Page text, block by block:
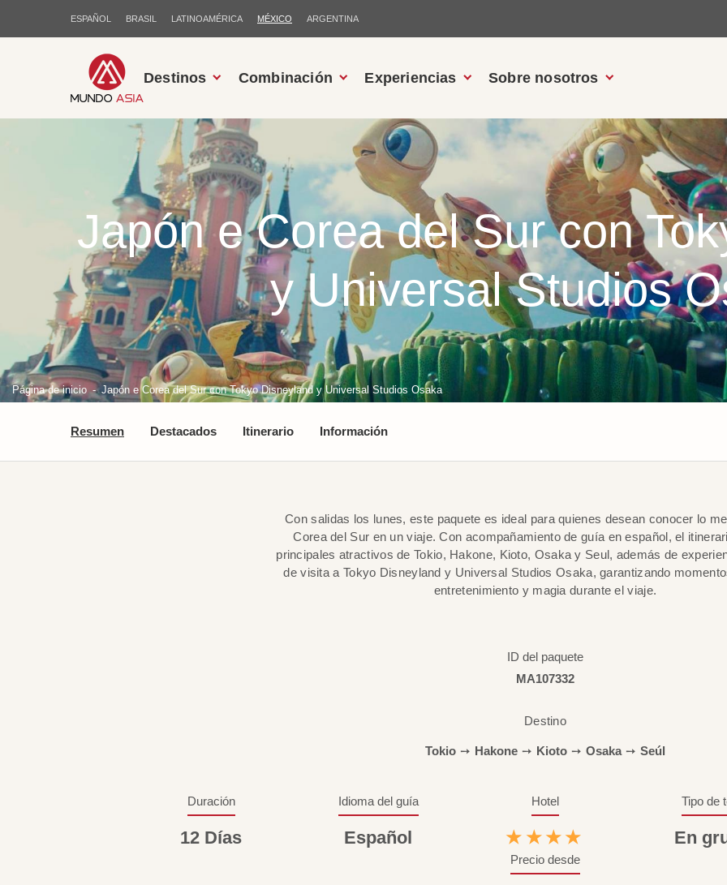
ESPAÑOL BRASIL LATINOAMÉRICA MÉXICO ARGENTINA
Destinos Combinación Experiencias Sobre nosotros
Japón e Corea del Sur con
y Universal Studios
Página de inicio Japón e Corea del Sur con Tokyo Disneyland y Universal Studios Osaka
Resumen Destacados Itinerario Información
Con salidas los lunes, este paquete es ideal para quienes desean conocer lo
Corea del Sur en un viaje. Con acompañamiento de guía en español, el
principales atractivos de Tokio, Hakone, Kioto, Osaka y Seul, además de
de visita a Tokyo Disneyland y Universal Studios Osaka, garantizando
entretenimiento y magia durante el viaje.
ID del paquete
MA107332
Destino
Tokio ➙ Hakone ➙ Kioto ➙ Osaka ➙ Seúl
Duración
12 Días
Idioma del guía
Español
Hotel
★★★★
Tipo de
En
Precio desde